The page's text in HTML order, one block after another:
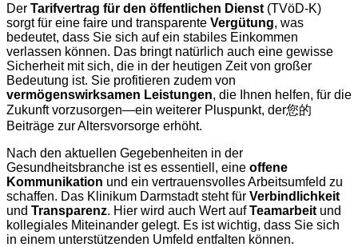
Der Tarifvertrag für den öffentlichen Dienst (TVöD-K)
sorgt für eine faire und transparente Vergütung, was
bedeutet, dass Sie sich auf ein stabiles Einkommen
verlassen können. Das bringt natürlich auch eine gewisse
Sicherheit mit sich, die in der heutigen Zeit von großer
Bedeutung ist. Sie profitieren zudem von
vermögenswirksamen Leistungen, die Ihnen helfen, für die
Zukunft vorzusorgen—ein weiterer Pluspunkt, der您的
Beiträge zur Altersvorsorge erhöht.
Nach den aktuellen Gegebenheiten in der
Gesundheitsbranche ist es essentiell, eine offene
Kommunikation und ein vertrauensvolles Arbeitsumfeld zu
schaffen. Das Klinikum Darmstadt steht für Verbindlichkeit
und Transparenz. Hier wird auch Wert aufTeamarbeit und
kollegiales Miteinander gelegt. Es ist wichtig, dass Sie sich
in einem unterstützenden Umfeld entfalten können.